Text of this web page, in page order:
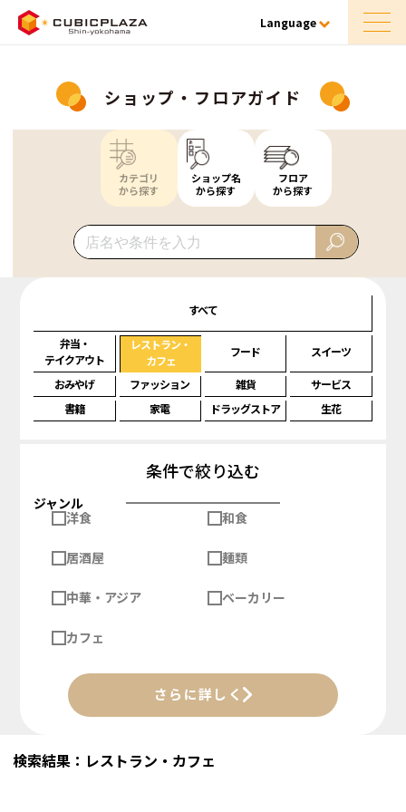
Language
ショップ・フロアガイド
カテゴリ
から探す
ショップ名
から探す
フロア
から探す
すべて
弁当・
テイクアウト
レストラン・
カフェ
フード スイーツ
おみやげ ファッション 雑貨
サービス
書籍
家電 ドラッグストア 生花
条件で絞り込む
ジャンル
洋食
和食
居酒屋 麺類
中華・アジア ベーカリー
カフェ
さらに詳しく
検索結果：レストラン・カフェ